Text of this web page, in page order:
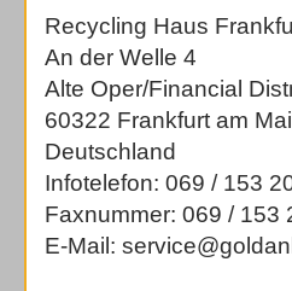
Recycling Haus
An der Welle 4
Alte Oper/Financial
60322 Frankfurt am
Deutschland
Infotelefon: 069 / 153
Faxnummer: 069 / 153
E-Mail: